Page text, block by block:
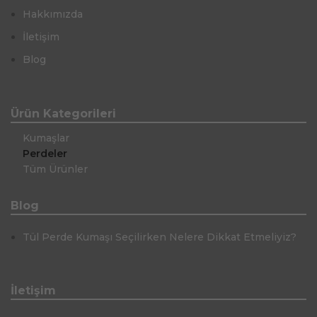
Hakkımızda
İletişim
Blog
Ürün Kategorileri
Kumaşlar
Perdeler
Tüm Ürünler
Blog
Tül Perde Kumaşı Seçilirken Nelere Dikkat Etmeliyiz?
İletişim